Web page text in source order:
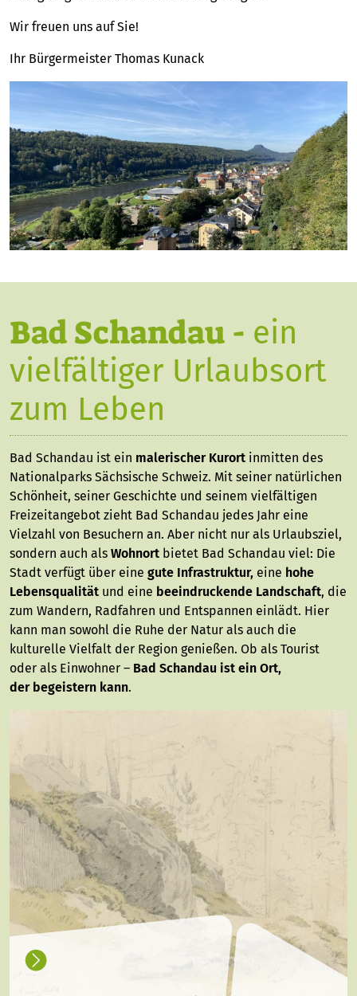
Wir freuen uns auf Sie!
Ihr Bürgermeister Thomas Kunack
Bad Schandau - ein
vielfältiger Urlaubsort
zum Leben
Bad Schandau ist ein malerischer Kurort inmitten des
Nationalparks Sächsische Schweiz. Mit seiner natürlichen
Schönheit, seiner Geschichte und seinem vielfältigen
Freizeitangebot zieht Bad Schandau jedes Jahr eine
Vielzahl von Besuchern an. Aber nicht nur als Urlaubsziel,
sondern auch als Wohnort bietet Bad Schandau viel: Die
Stadt verfügt über eine gute Infrastruktur, eine hohe
Lebensqualität und eine beeindruckende Landschaft, die
zum Wandern, Radfahren und Entspannen einlädt. Hier
kann man sowohl die Ruhe der Natur als auch die
kulturelle Vielfalt der Region genießen. Ob als Tourist
oder als Einwohner – Bad Schandau ist ein Ort,
der begeistern kann.